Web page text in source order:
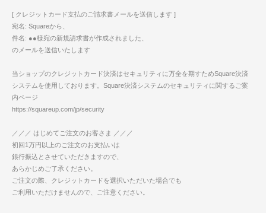
[ クレジットカード支払のご請求書メールを送信します ]
宛名: Squareから、
件名: ●●様宛の新規請求書が作成されました、
のメールを送信いたします
当ショップのクレジットカード決済はセキュリティに万全を期すためSquare決済
システムを使用しております。Square決済システムのセキュリティに関するご案
内ページ
https://squareup.com/jp/security
／／／ はじめてご注文のお客さま ／／／
初回1万円以上のご注文のお支払いは
銀行振込とさせていただきますので、
あらかじめご了承ください。
ご注文の際、クレジットカードを選択いただいた場合でも
ご利用いただけませんので、ご注意ください。